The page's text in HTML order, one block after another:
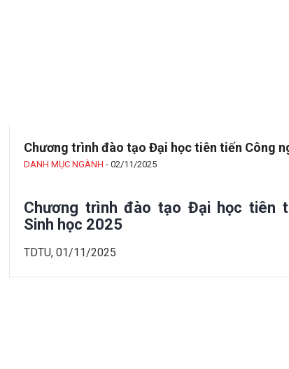
Chương trình đào tạo Đại học tiên tiến Công
DANH MỤC NGÀNH - 02/11/2025
Chương trình đào tạo Đại học tiên
Sinh học 2025
TDTU, 01/11/2025